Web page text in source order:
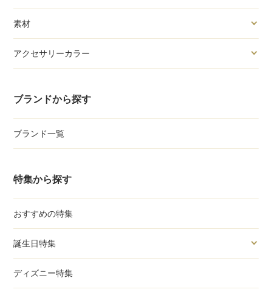
素材
アクセサリーカラー
ブランドから探す
ブランド一覧
特集から探す
おすすめの特集
誕生日特集
ディズニー特集